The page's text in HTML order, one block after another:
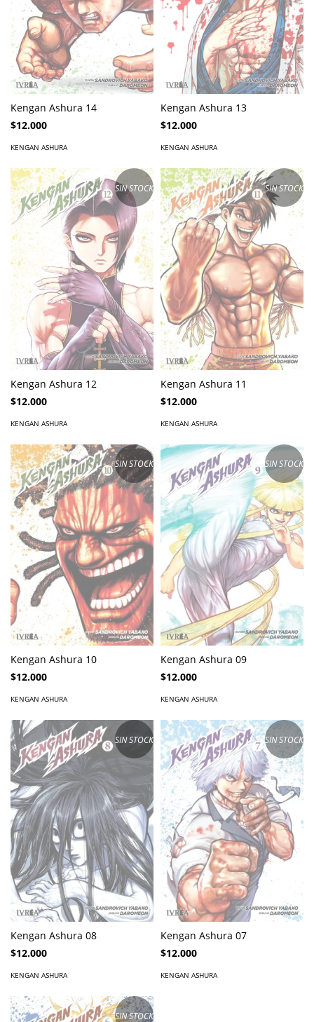
Kengan Ashura 14
$12.000
KENGAN ASHURA
Kengan Ashura 13
$12.000
KENGAN ASHURA
SIN STOCK
Kengan Ashura 12
$12.000
KENGAN ASHURA
SIN STOCK
Kengan Ashura 11
$12.000
KENGAN ASHURA
SIN STOCK
Kengan Ashura 10
$12.000
KENGAN ASHURA
SIN STOCK
Kengan Ashura 09
$12.000
KENGAN ASHURA
SIN STOCK
Kengan Ashura 08
$12.000
KENGAN ASHURA
SIN STOCK
Kengan Ashura 07
$12.000
KENGAN ASHURA
SIN STOCK